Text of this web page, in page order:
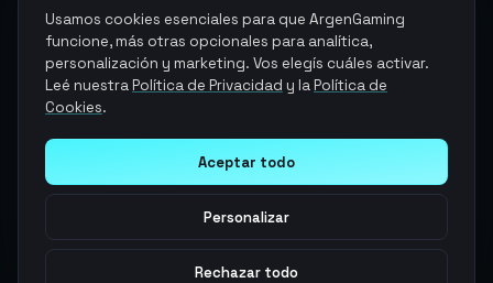
Usamos cookies esenciales para que ArgenGaming
funcione, más otras opcionales para analítica,
personalización y marketing. Vos elegís cuáles activar.
Leé nuestraPolítica de Privacidad y laPolítica de
Cookies.
Aceptar todo
Personalizar
Rechazar todo